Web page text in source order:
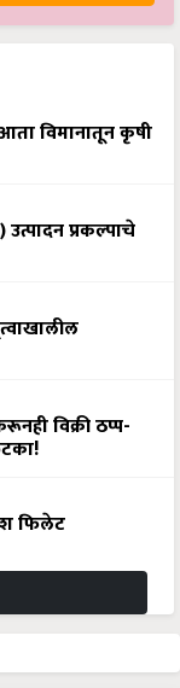
विमानातून कृषी
उत्पादन प्रकल्पाचे
विक्री ठप्प-
फिलेट